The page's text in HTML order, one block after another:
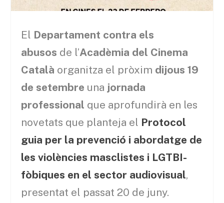
El Departament contra els
abusos de l’Acadèmia del Cinema
Català organitza el pròxim dijous 19
de setembre una jornada
professional que aprofundirà en les
novetats que planteja el Protocol
guia per la prevenció i abordatge de
les violències masclistes i LGTBI-
fòbiques en el sector audiovisual,
presentat el passat 20 de juny.